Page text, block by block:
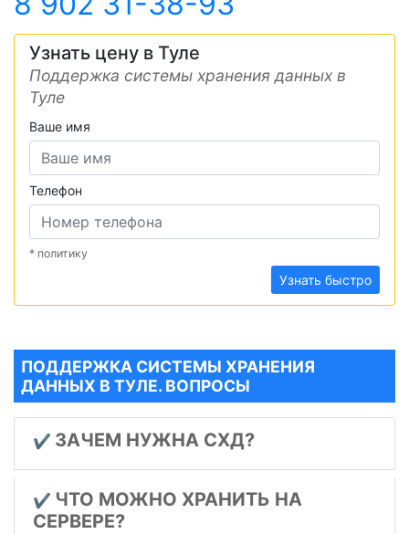
Узнать цену в Туле
Поддержка системы хранения данных в
Туле
Ваше имя
Телефон
* политику
Узнать быстро
ПОДДЕРЖКА СИСТЕМЫ ХРАНЕНИЯ
ДАННЫХ В ТУЛЕ. ВОПРОСЫ
✔️ ЗАЧЕМ НУЖНА СХД?
✔️ ЧТО МОЖНО ХРАНИТЬ НА
СЕРВЕРЕ?